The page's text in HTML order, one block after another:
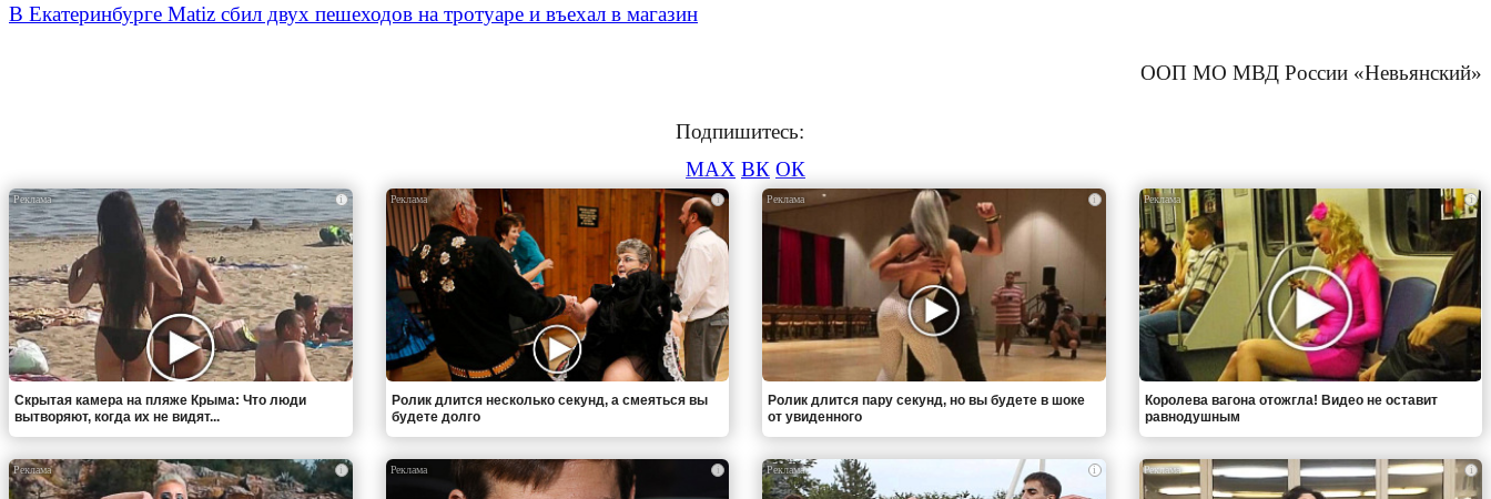
В Екатеринбурге Matiz сбил двух пешеходов на тротуаре и въехал в магазин
ООП МО МВД России «Невьянский»
Подпишитесь:
MAX ВК ОК
i
Скрытая камера на пляже Крыма: Что люди
вытворяют, когда их не видят...
i
Ролик длится несколько секунд, а смеяться вы
будете долго
i
Ролик длится пару секунд, но вы будете в шоке
от увиденного
i
Королева вагона отожгла! Видео не оставит
равнодушным
i i i i